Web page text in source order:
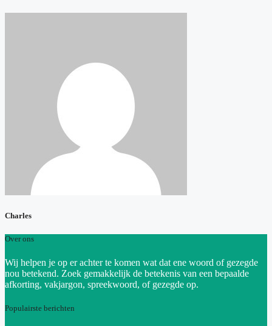
Charles
Over ons
Wij helpen je op er achter te komen wat dat ene woord of gezegde
nou betekend. Zoek gemakkelijk de betekenis van een bepaalde
afkorting, vakjargon, spreekwoord, of gezegde op.
Populairste berichten